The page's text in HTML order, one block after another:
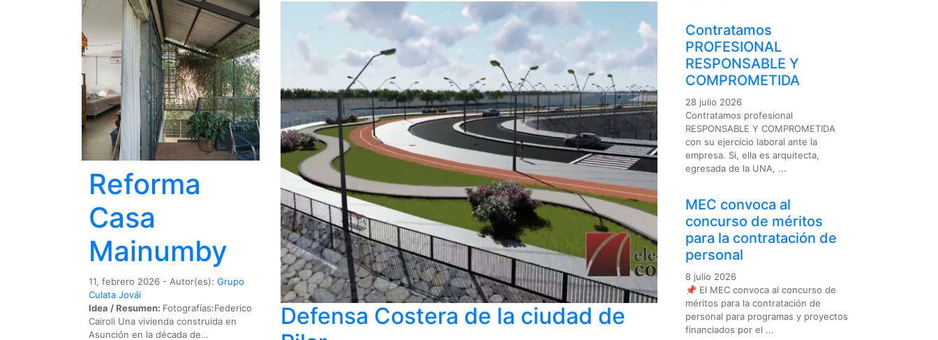
Defensa Costera de la ciudad de
Reforma
Casa
Mainumby
11, febrero 2026 - Autor(es): Grupo
Culata Jovái
Idea / Resumen: Fotografías:Federico
Cairoli Una vivienda construida en
Asunción en la década de…
Contratamos
PROFESIONAL
RESPONSABLE Y
COMPROMETIDA
28 julio 2026
Contratamos profesional
RESPONSABLE Y COMPROMETIDA
con su ejercicio laboral ante la
empresa. Si, ella es arquitecta,
egresada de la UNA, ...
MEC convoca al
concurso de méritos
para la contratación de
personal
8 julio 2026
📌 El MEC convoca al concurso de
méritos para la contratación de
personal para programas y proyectos
financiados por el ...